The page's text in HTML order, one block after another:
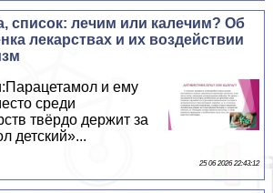
список: лечим или калечим? Об
лекарствах и их воздействии
и ему
среди
твёрдо держит за
детский»...
25 06 2026 22:43:12